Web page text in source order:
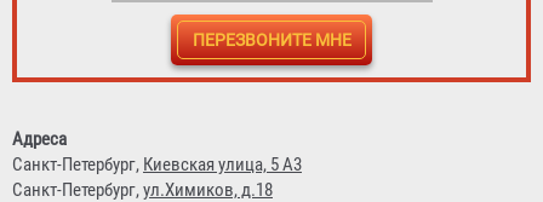
98 ₽
Адреса
Санкт-Петербург, Киевская улица, 5 А3
Санкт-Петербург,ул.Химиков, д.18